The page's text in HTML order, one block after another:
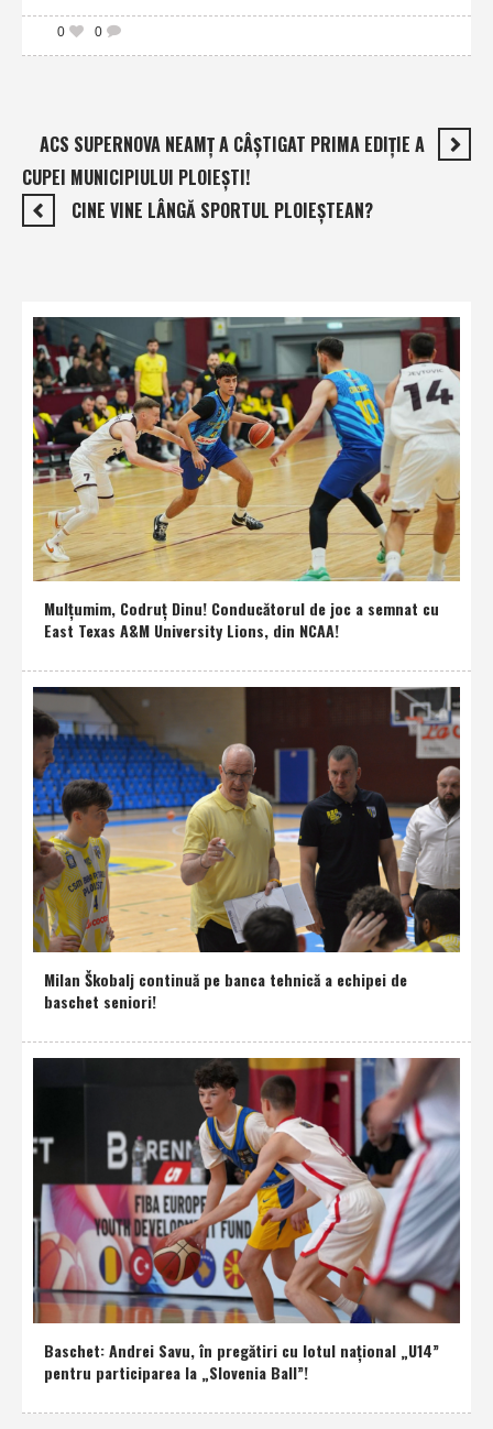
0
0
ACS SUPERNOVA NEAMŢ A CÂŞTIGAT PRIMA EDIŢIE A
CUPEI MUNICIPIULUI PLOIEŞTI!
CINE VINE LÂNGĂ SPORTUL PLOIEŞTEAN?
Mulţumim, Codruţ Dinu! Conducătorul de joc a semnat cu
East Texas A&M University Lions, din NCAA!
Milan Škobalj continuă pe banca tehnică a echipei de
baschet seniori!
Baschet: Andrei Savu, în pregătiri cu lotul naţional „U14”
pentru participarea la „Slovenia Ball”!